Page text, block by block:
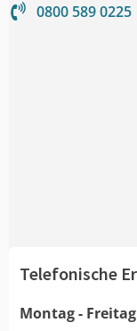
0800 589 0225
Telefonische
Montag -